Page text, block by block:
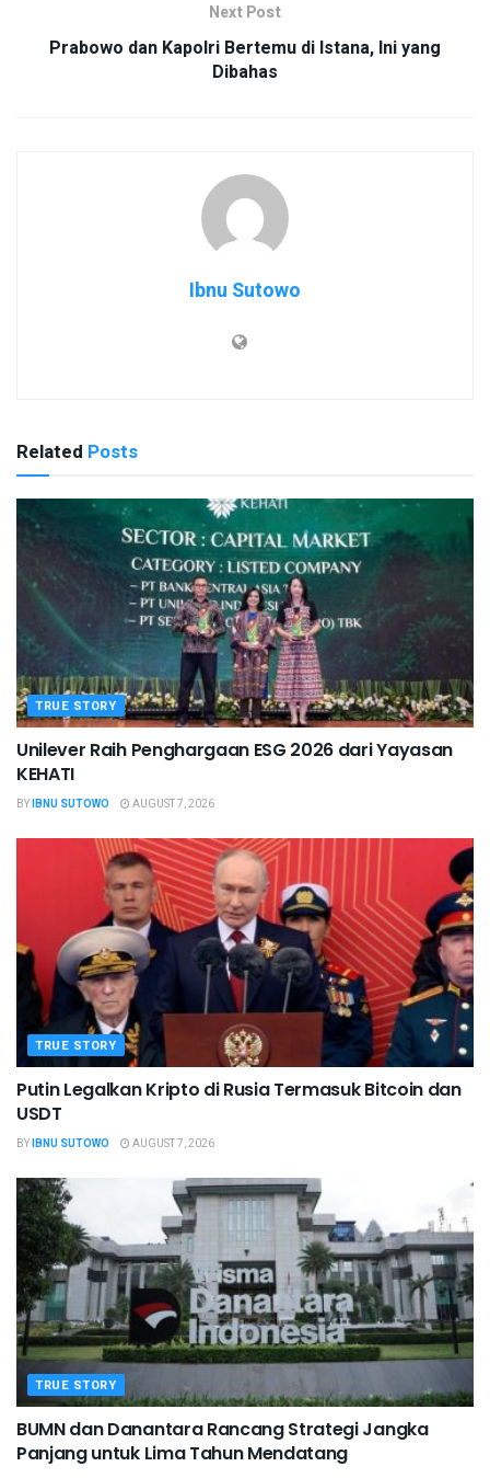
Next Post
Prabowo dan Kapolri Bertemu di Istana, Ini yang
Dibahas
Ibnu Sutowo
Related Posts
TRUE STORY
Unilever Raih Penghargaan ESG 2026 dari Yayasan
KEHATI
BYIBNU SUTOWO AUGUST 7, 2026
TRUE STORY
Putin Legalkan Kripto di Rusia Termasuk Bitcoin dan
USDT
BYIBNU SUTOWO AUGUST 7, 2026
TRUE STORY
BUMN dan Danantara Rancang Strategi Jangka
Panjang untuk Lima Tahun Mendatang